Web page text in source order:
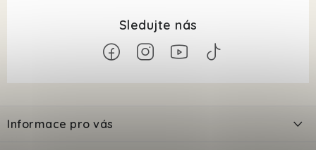
pInformace pro vás